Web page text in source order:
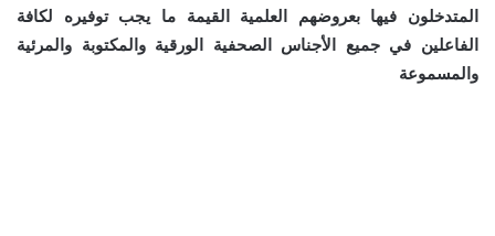
المتدخلون فيها بعروضهم العلمية القيمة ما يجب توفيره لكافة
الفاعلين في جميع الأجناس الصحفية الورقية والمكتوبة والمرئية
والمسموعة